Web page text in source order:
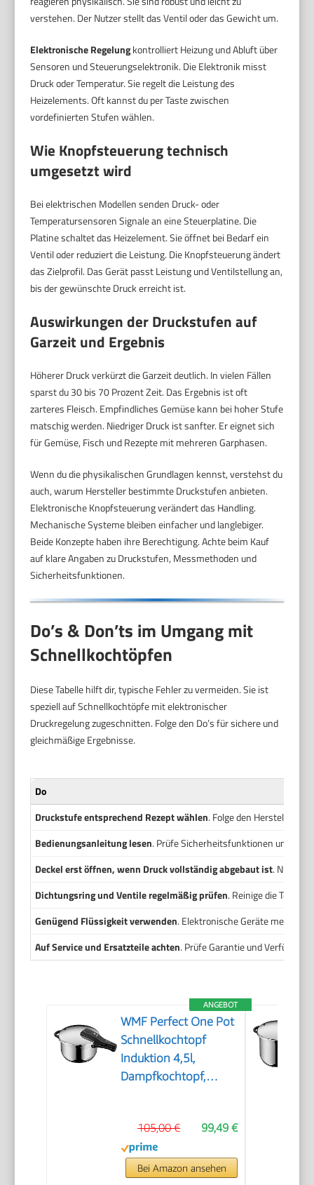
verstehen. Der Nutzer stellt das Ventil oder das Gewicht um.
Elektronische Regelungkontrolliert Heizung und Abluft über
Sensoren und Steuerungselektronik. Die Elektronik misst
Druck oder Temperatur. Sie regelt die Leistung des
Heizelements. Oft kannst du per Taste zwischen
vordefinierten Stufen wählen.
Wie Knopfsteuerung technisch
umgesetzt wird
Bei elektrischen Modellen senden Druck- oder
Temperatursensoren Signale an eine Steuerplatine. Die
Platine schaltet das Heizelement. Sie öffnet bei Bedarf ein
Ventil oder reduziert die Leistung. Die Knopfsteuerung ändert
das Zielprofil. Das Gerät passt Leistung und Ventilstellung an,
bis der gewünschte Druck erreicht ist.
Auswirkungen der Druckstufen auf
Garzeit und Ergebnis
Höherer Druck verkürzt die Garzeit deutlich. In vielen Fällen
sparst du 30 bis 70 Prozent Zeit. Das Ergebnis ist oft
zarteres Fleisch. Empfindliches Gemüse kann bei hoher Stufe
matschig werden. Niedriger Druck ist sanfter. Er eignet sich
für Gemüse, Fisch und Rezepte mit mehreren Garphasen.
Wenn du die physikalischen Grundlagen kennst, verstehst du
auch, warum Hersteller bestimmte Druckstufen anbieten.
Elektronische Knopfsteuerung verändert das Handling.
Mechanische Systeme bleiben einfacher und langlebiger.
Beide Konzepte haben ihre Berechtigung. Achte beim Kauf
auf klare Angaben zu Druckstufen, Messmethoden und
Sicherheitsfunktionen.
Do’s & Don’ts im Umgang mit
Schnellkochtöpfen
Diese Tabelle hilft dir, typische Fehler zu vermeiden. Sie ist
speziell auf Schnellkochtöpfe mit elektronischer
Druckregelung zugeschnitten. Folge den Do’s für sichere und
gleichmäßige Ergebnisse.
Do
Druckstufe entsprechend Rezept wählen. Folge den
Bedienungsanleitung lesen. Prüfe Sicherheitsfunktionen und
Deckel erst öffnen, wenn Druck vollständig abgebaut ist. Nutze
Dichtungsring und Ventile regelmäßig prüfen. Reinige die Teile
Genügend Flüssigkeit verwenden. Elektronische Geräte messen
Auf Service und Ersatzteile achten. Prüfe Garantie und
ANGEBOT
WMF Perfect One Pot
Schnellkochtopf
Induktion 4,5l,
Dampfkochtopf,
abnehmbarer
Deckelgriff,
Cromargan Edelstahl
99,49 €
105,00 €
Bei Amazon ansehen